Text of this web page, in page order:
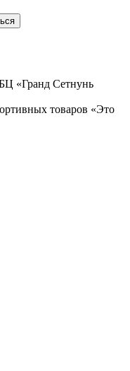
«Гранд Сетнунь
товаров «Это